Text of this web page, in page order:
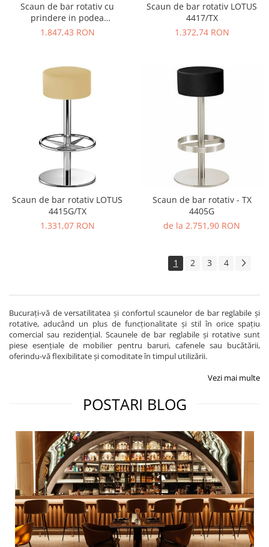
Scaun de bar rotativ cu
prindere in podea
PERMANENT 4737
1.847,43 RON
Scaun de bar rotativ LOTUS
4417/TX
1.372,74 RON
Scaun de bar rotativ LOTUS
4415G/TX
1.331,07 RON
Scaun de bar rotativ - TX
4405G
de la 2.751,90 RON
1 2 3 4
Bucurați-vă de versatilitatea și confortul scaunelor de bar reglabile și
rotative, aducând un plus de funcționalitate și stil în orice spațiu
comercial sau rezidențial. Scaunele de bar reglabile și rotative sunt
piese esențiale de mobilier pentru baruri, cafenele sau bucătării,
oferindu-vă flexibilitate și comoditate în timpul utilizării.
Vezi mai multe
POSTARI BLOG